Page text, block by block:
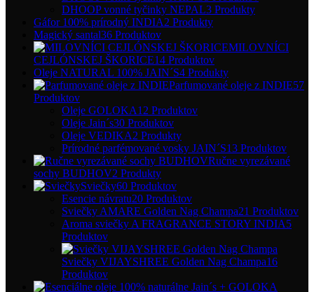
DHOOP vonné tyčinky NEPAL3 Produkty
Gáfor 100% prírodný INDIA2 Produkty
Magický santal36 Produktov
MILOVNÍCI
CEJLÓNSKEJ ŠKORICE14 Produktov
Oleje NATURAL 100% JAIN´S4 Produkty
Parfumované oleje z INDIE57
Produktov
Oleje GOLOKA12 Produktov
Oleje Jain´s30 Produktov
Oleje VEDIKA2 Produkty
Prírodné parfémované vosky JAIN´S13 Produktov
Ručne vyrezávané
sochy BUDHOV2 Produkty
Sviečky60 Produktov
Esencie návratu20 Produktov
Sviečky AMARE Golden Nag Champa21 Produktov
Aroma sviečky A FRAGRANCE STORY INDIA5
Produktov
Sviečky VIJAYSHREE Golden Nag Champa16
Produktov